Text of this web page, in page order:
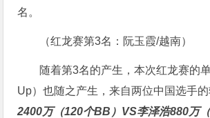
名。
（红龙赛第3名：阮玉霞/越南）
随着第3名的产生，本次红龙赛的
Up）也随之产生，来自两位中国选手的
2400万（120个BB）VS李泽浩880万